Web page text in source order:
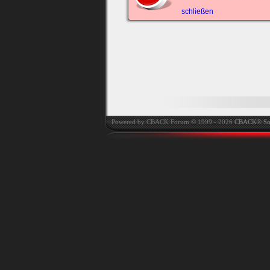
automatisch einloggen.
Ich habe mein Passwort
vergessen|Registrieren
schließen
Powered by CBACK Forum © 1999 - 2026CBACK®